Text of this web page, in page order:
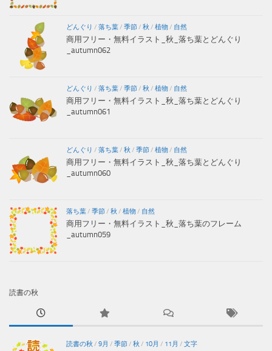
どんぐり / 落ち葉/ 季節/ 秋 / 植物/ 自然
商用フリー・無料イラスト_秋_落ち葉とどんぐり
_autumn062
どんぐり / 落ち葉/ 季節/ 秋 / 植物/ 自然
商用フリー・無料イラスト_秋_落ち葉とどんぐり
_autumn061
どんぐり / 落ち葉/ 秋 / 季節/ 植物/ 自然
商用フリー・無料イラスト_秋_落ち葉とどんぐり
_autumn060
落ち葉/ 季節/ 秋 / 植物/ 自然
商用フリー・無料イラスト_秋_落ち葉のフレーム
_autumn059
読書の秋
読書の秋 / 9月 / 季節/ 秋 / 10月 / 11月 / 文字